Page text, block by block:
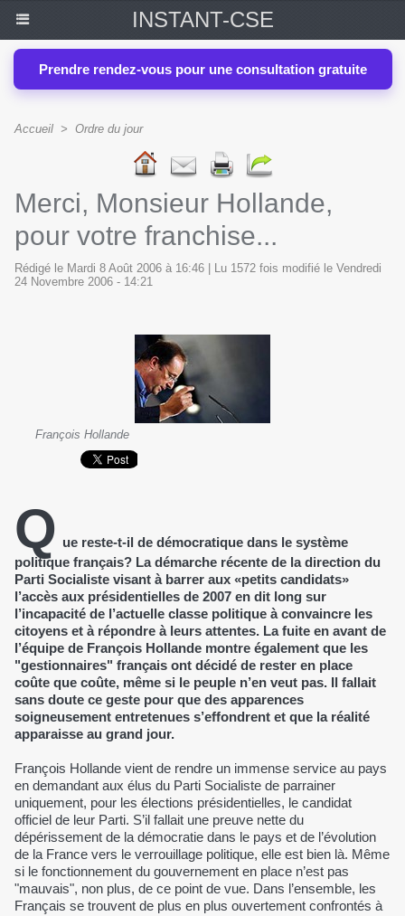
INSTANT-CSE
Prendre rendez-vous pour une consultation gratuite
Accueil > Ordre du jour
Merci, Monsieur Hollande,
pour votre franchise...
Rédigé le Mardi 8 Août 2006 à 16:46 | Lu 1572 fois modifié le Vendredi
24 Novembre 2006 - 14:21
François Hollande
Q ue reste-t-il de démocratique dans le système
politique français? La démarche récente de la direction du
Parti Socialiste visant à barrer aux «petits candidats»
l’accès aux présidentielles de 2007 en dit long sur
l’incapacité de l’actuelle classe politique à convaincre les
citoyens et à répondre à leurs attentes. La fuite en avant de
l’équipe de François Hollande montre également que les
"gestionnaires" français ont décidé de rester en place
coûte que coûte, même si le peuple n’en veut pas. Il fallait
sans doute ce geste pour que des apparences
soigneusement entretenues s’effondrent et que la réalité
apparaisse au grand jour.
François Hollande vient de rendre un immense service au pays
en demandant aux élus du Parti Socialiste de parrainer
uniquement, pour les élections présidentielles, le candidat
officiel de leur Parti. S’il fallait une preuve nette du
dépérissement de la démocratie dans le pays et de l’évolution
de la France vers le verrouillage politique, elle est bien là. Même
si le fonctionnement du gouvernement en place n’est pas
"mauvais", non plus, de ce point de vue. Dans l’ensemble, les
Français se trouvent de plus en plus ouvertement confrontés à